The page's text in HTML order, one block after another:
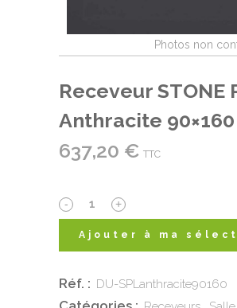
Receveur STONE
Anthracite 90×160
637,20 € TTC
Receveur
STONE
Anthracite
Ajouter à ma
Réf. : DU-SPLanthracite90160